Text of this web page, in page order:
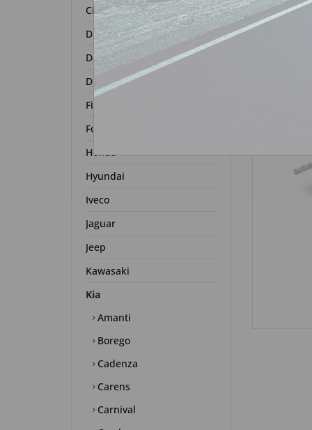
Citroën
Dacia
Daihatsu
Dodge
Fiat
Ford
Honda
Hyundai
Iveco
Jaguar
Jeep
Kawasaki
Kia
Amanti
Borego
Cadenza
Carens
Carnival